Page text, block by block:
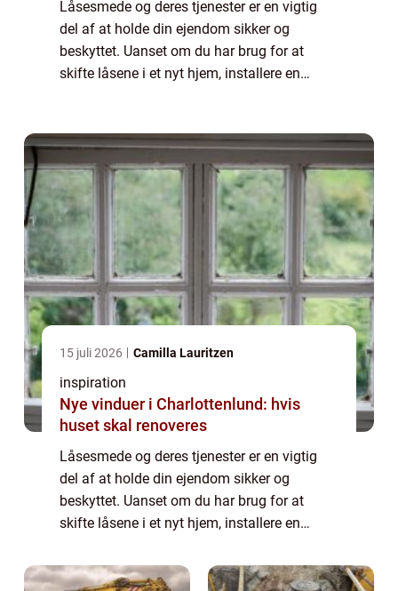
Låsesmede og deres tjenester er en vigtig
del af at holde din ejendom sikker og
beskyttet. Uanset om du har brug for at
skifte låsene i et nyt hjem, installere en
hjælpe di...
15 juli 2026 Camilla Lauritzen
inspiration
Nye vinduer i Charlottenlund: hvis
huset skal renoveres
Låsesmede og deres tjenester er en vigtig
del af at holde din ejendom sikker og
beskyttet. Uanset om du har brug for at
skifte låsene i et nyt hjem, installere en
gammel lås, kan professionelle låsesmede